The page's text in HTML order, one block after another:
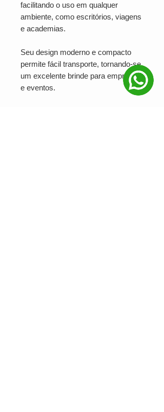
facilitando o uso em qualquer
ambiente, como escritórios, viagens
e academias.
Seu design moderno e compacto
permite fácil transporte, tornando-se
um excelente brinde para empresas
e eventos.